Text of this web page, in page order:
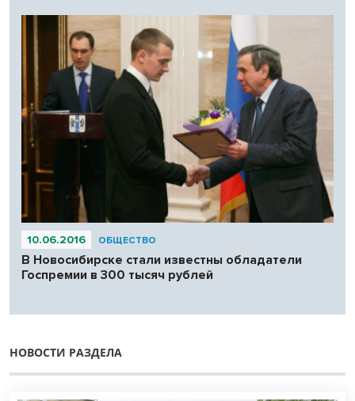
10.06.2016 ОБЩЕСТВО
В Новосибирске стали известны обладатели
Госпремии в 300 тысяч рублей
НОВОСТИ РАЗДЕЛА